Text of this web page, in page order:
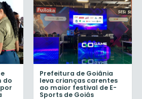
do
Prefeitura de Goiânia
leva crianças carentes
ao maior festival de E-
Sports de Goiás